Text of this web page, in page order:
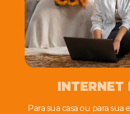
INTERNET
Para sua casa ou para sua